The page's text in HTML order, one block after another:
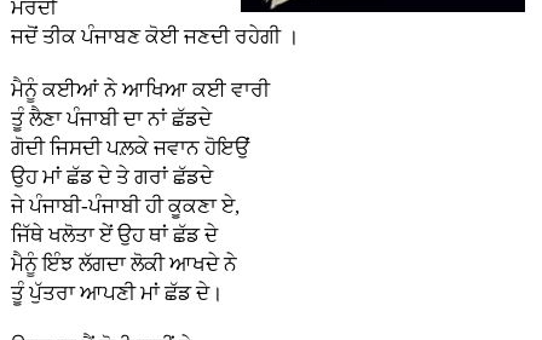
ਮਰਦੀ
ਜਦੋਂ ਤੀਕ ਪੰਜਾਬਣ ਕੋਈ ਜਣਦੀ ਰਹੇਗੀ ।
ਮੈਨੂੰ ਕਈਆਂ ਨੇ ਆਖਿਆ ਕਈ ਵਾਰੀ
ਤੂੰ ਲੈਣਾ ਪੰਜਾਬੀ ਦਾ ਨਾਂ ਛੱਡਦੇ
ਗੋਦੀ ਜਿਸਦੀ ਪਲ਼ਕੇ ਜਵਾਨ ਹੋਇਉਂ
ਉਹ ਮਾਂ ਛੱਡ ਦੇ ਤੇ ਗਰਾਂ ਛੱਡਦੇ
ਜੇ ਪੰਜਾਬੀ-ਪੰਜਾਬੀ ਹੀ ਕੂਕਣਾ ਏ,
ਜਿੱਥੇ ਖਲੋਤਾ ਏਂ ਉਹ ਥਾਂ ਛੱਡ ਦੇ
ਮੈਨੂੰ ਇੰਝ ਲੱਗਦਾ ਲੋਕੀ ਆਖਦੇ ਨੇ
ਤੂੰ ਪੁੱਤਰਾ ਆਪਣੀ ਮਾਂ ਛੱਡ ਦੇ।